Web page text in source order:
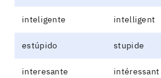
inteligente intelligent
estúpido stupide
interesante intéressant